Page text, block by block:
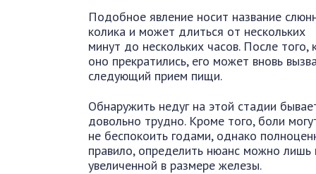
Подобное явление носит название
колика и может длиться от нескольких
минут до нескольких часов. После того,
оно прекратились, его может вновь
следующий прием пищи.
Обнаружить недуг на этой стадии
довольно трудно. Кроме того, боли
не беспокоить годами, однако
правило, определить нюанс можно
увеличенной в размере железы.